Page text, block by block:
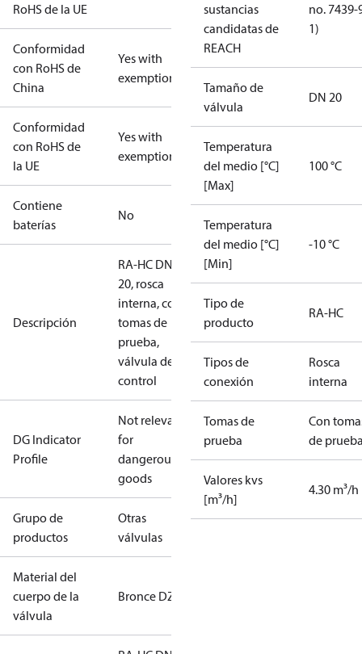
RoHS de la UE
Conformidad
con RoHS de
China
Yes with
exemptions
Conformidad
con RoHS de
la UE
Yes with
exemptions
Contiene
baterías
No
Descripción
RA-HC DN
20, rosca
interna, con
tomas de
prueba,
válvula de
control
DG Indicator
Profile
Not relevant
for
dangerous
goods
Grupo de
productos
Otras
válvulas
Material del
cuerpo de la
válvula
Bronce DZR
sustancias
candidatas de
REACH
no. 7439-
1)
Tamaño de
válvula
DN 20
Temperatura
del medio [°C]
[Max]
100 °C
Temperatura
del medio [°C]
[Min]
-10 °C
Tipo de
producto
RA-HC
Tipos de
conexión
Rosca
interna
Tomas de
prueba
Con
de
Valores kvs
[m³/h]
4.30 m³/h